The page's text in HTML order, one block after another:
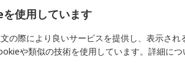
個
RS品番769-7412
メーカー型番
1個小計：
使用しています
の際により良いサービスを提供し、表示され
や類似の技術を使用しています。詳細につ